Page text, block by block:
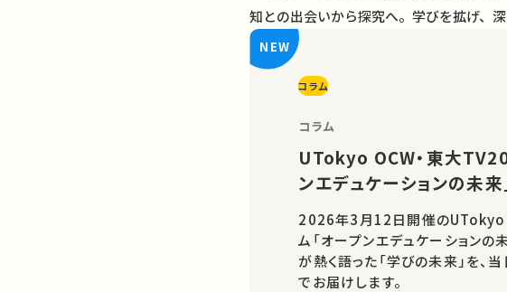
知との出会いから探究へ。学びを拡げ、
コラム
コラム
UTokyo OCW・東大
ンエデュケーションの未来
2026年3月12日開催のUTokyo
ム「オープンエデュケーションの
が熱く語った「学びの未来」を
でお届けします。